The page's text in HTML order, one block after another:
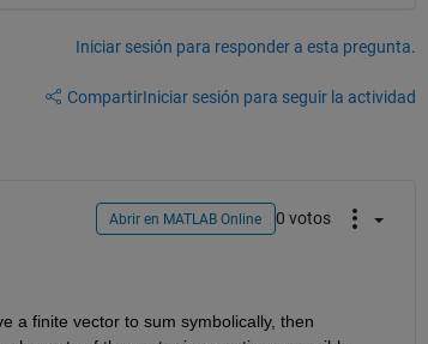
Iniciar sesión para responder a esta pregunta.
CompartirIniciar sesión para seguir la actividad
Abrir en MATLAB Online 0 votos
a finite vector to sum symbolically, then